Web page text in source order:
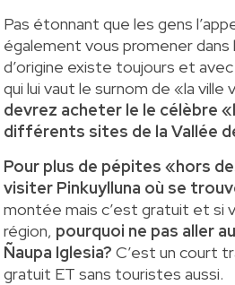
Pas étonnant que les gens
également vous promener dans
d’origine existe toujours et
qui lui vaut le surnom de «la ville
devrez acheter le le célèbre
différents sites de la Vallée
Pour plus de pépites «hors
visiter Pinkuylluna où se
montée mais c’est gratuit et si
région, pourquoi ne pas aller
Ñaupa Iglesia? C’est un court
gratuit ET sans touristes aussi.